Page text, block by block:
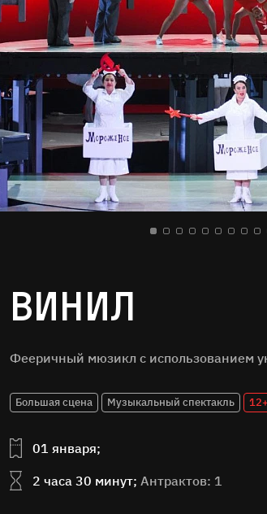
Винил
Фееричный мюзикл с использованием
Большая сцена Музыкальный спектакль 12+
01 января;
2 часа 30 минут; Антрактов: 1